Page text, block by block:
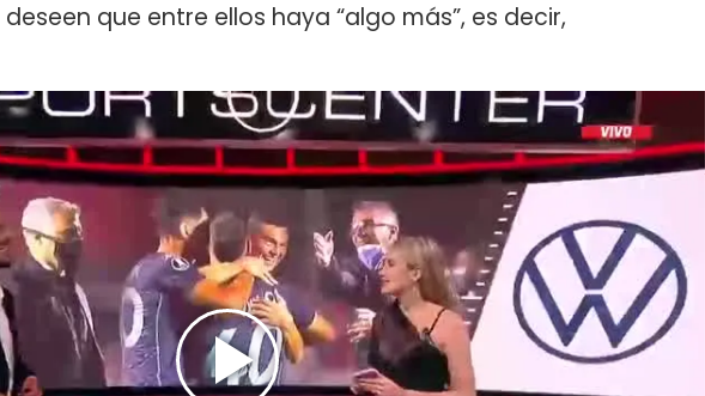
que entre ellos haya “algo más”, es decir,